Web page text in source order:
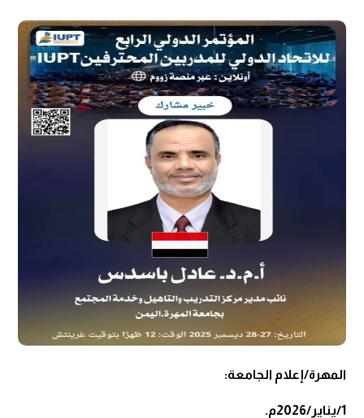
المهرة/إعلام الجامعة:
1/يناير/2026م.